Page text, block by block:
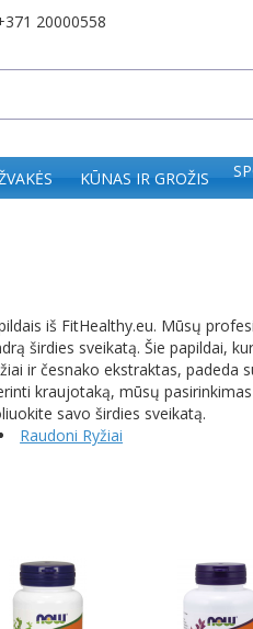
20000558
KŪNAS IR GROŽIS
iš FitHealthy.eu. Mūsų
širdies sveikatą. Šie papildai,
ir česnako ekstraktas,
kraujotaką, mūsų
savo širdies sveikatą.
Raudoni Ryžiai